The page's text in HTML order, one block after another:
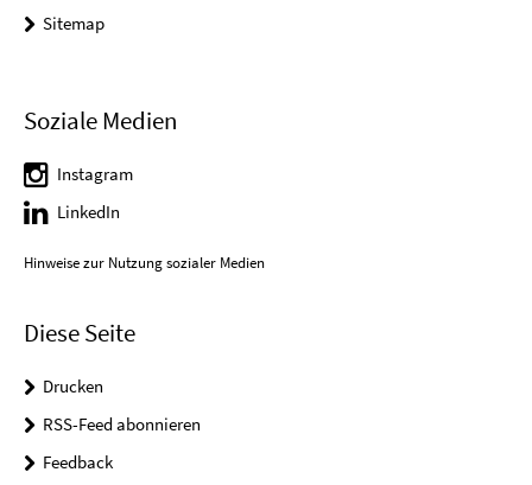
Sitemap
Soziale Medien
Instagram
LinkedIn
Hinweise zur Nutzung sozialer Medien
Diese Seite
Drucken
RSS-Feed abonnieren
Feedback